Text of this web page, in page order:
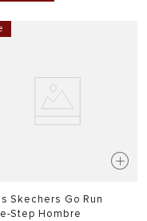
Skechers Go Run
Step Hombre